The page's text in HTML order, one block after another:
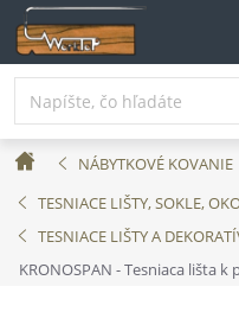
Prejsť
na
obsah
DomovNÁBYTKOVÉ KOVANIE
TESNIACE LIŠTY, SOKLE,
TESNIACE LIŠTY A
KRONOSPAN - Tesniaca lišta k